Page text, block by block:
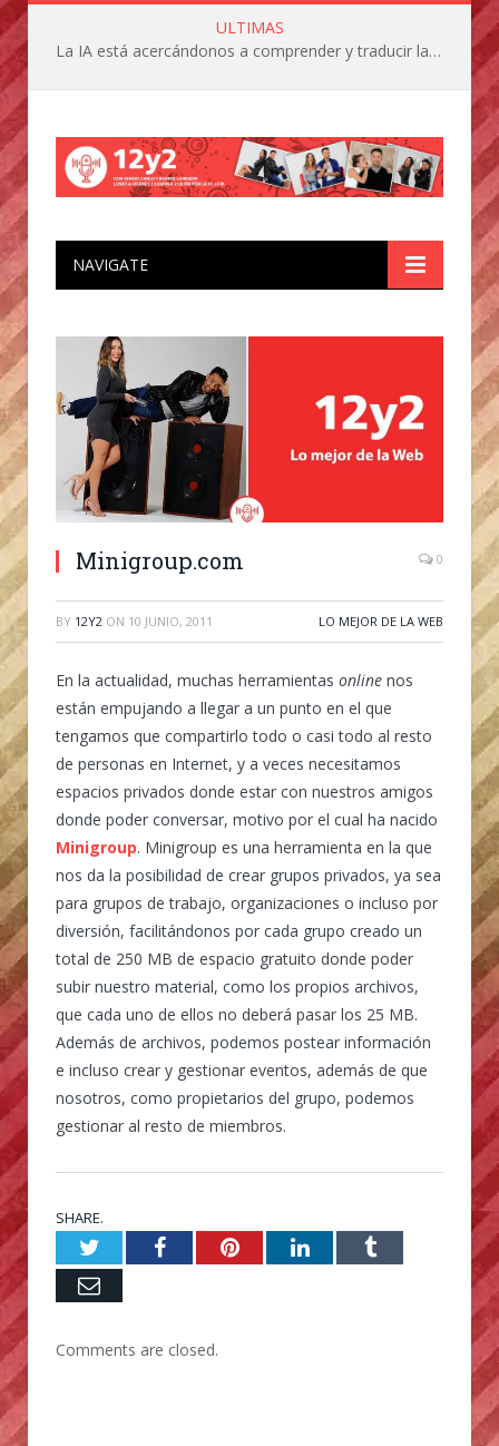
ULTIMAS
La IA está acercándonos a comprender y traducir las vocalizaciones y comportamientos de nuestras mascotas
NAVIGATE
Minigroup.com 0
BY 12Y2 ON 10 JUNIO, 2011 LO MEJOR DE LA WEB
En la actualidad, muchas herramientas online nos
están empujando a llegar a un punto en el que
tengamos que compartirlo todo o casi todo al resto
de personas en Internet, y a veces necesitamos
espacios privados donde estar con nuestros amigos
donde poder conversar, motivo por el cual ha nacido
Minigroup. Minigroup es una herramienta en la que
nos da la posibilidad de crear grupos privados, ya sea
para grupos de trabajo, organizaciones o incluso por
diversión, facilitándonos por cada grupo creado un
total de 250 MB de espacio gratuito donde poder
subir nuestro material, como los propios archivos,
que cada uno de ellos no deberá pasar los 25 MB.
Además de archivos, podemos postear información
e incluso crear y gestionar eventos, además de que
nosotros, como propietarios del grupo, podemos
gestionar al resto de miembros.
SHARE.
TwitterFacebookPinterestLinkedInTumblr
Email
Comments are closed.